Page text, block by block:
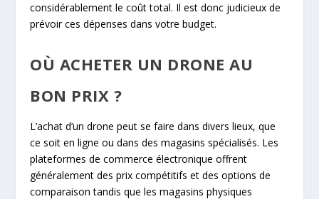
considérablement le coût total. Il est donc judicieux de
prévoir ces dépenses dans votre budget.
OÙ ACHETER UN DRONE AU
BON PRIX ?
L’achat d’un drone peut se faire dans divers lieux, que
ce soit en ligne ou dans des magasins spécialisés. Les
plateformes de commerce électronique offrent
généralement des prix compétitifs et des options de
comparaison tandis que les magasins physiques